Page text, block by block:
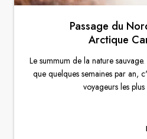
Passage du
Arctique
Le summum de la nature
que quelques semaines par an,
voyageurs les